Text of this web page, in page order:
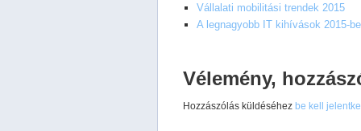
Vállalati mobilitási trendek 2015
A legnagyobb IT kihívások 2015-
Vélemény,
Hozzászólás küldéséhez be kell